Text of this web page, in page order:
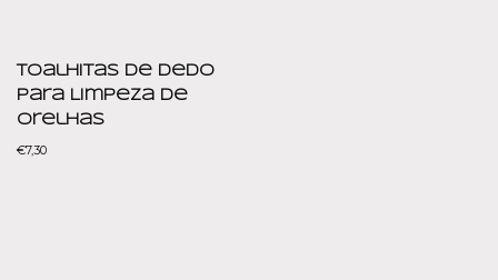
Toalhitas de Dedo
para Limpeza de
Orelhas
€7,30